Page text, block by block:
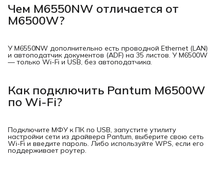
Чем M6550NW отличается от
M6500W?
У M6550NW дополнительно есть проводной Ethernet (LAN)
и автоподатчик документов (ADF) на 35 листов. У M6500W
— только Wi-Fi и USB, без автоподатчика.
Как подключить Pantum M6500W
по Wi-Fi?
Подключите МФУ к ПК по USB, запустите утилиту
настройки сети из драйвера Pantum, выберите свою сеть
Wi-Fi и введите пароль. Либо используйте WPS, если его
поддерживает роутер.